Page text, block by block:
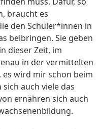
braucht es
den Schüler*innen in
beibringen. Sie geben
dieser Zeit, im
in der vermittelten
wird mir schon beim
auch viele das
ernähren sich auch